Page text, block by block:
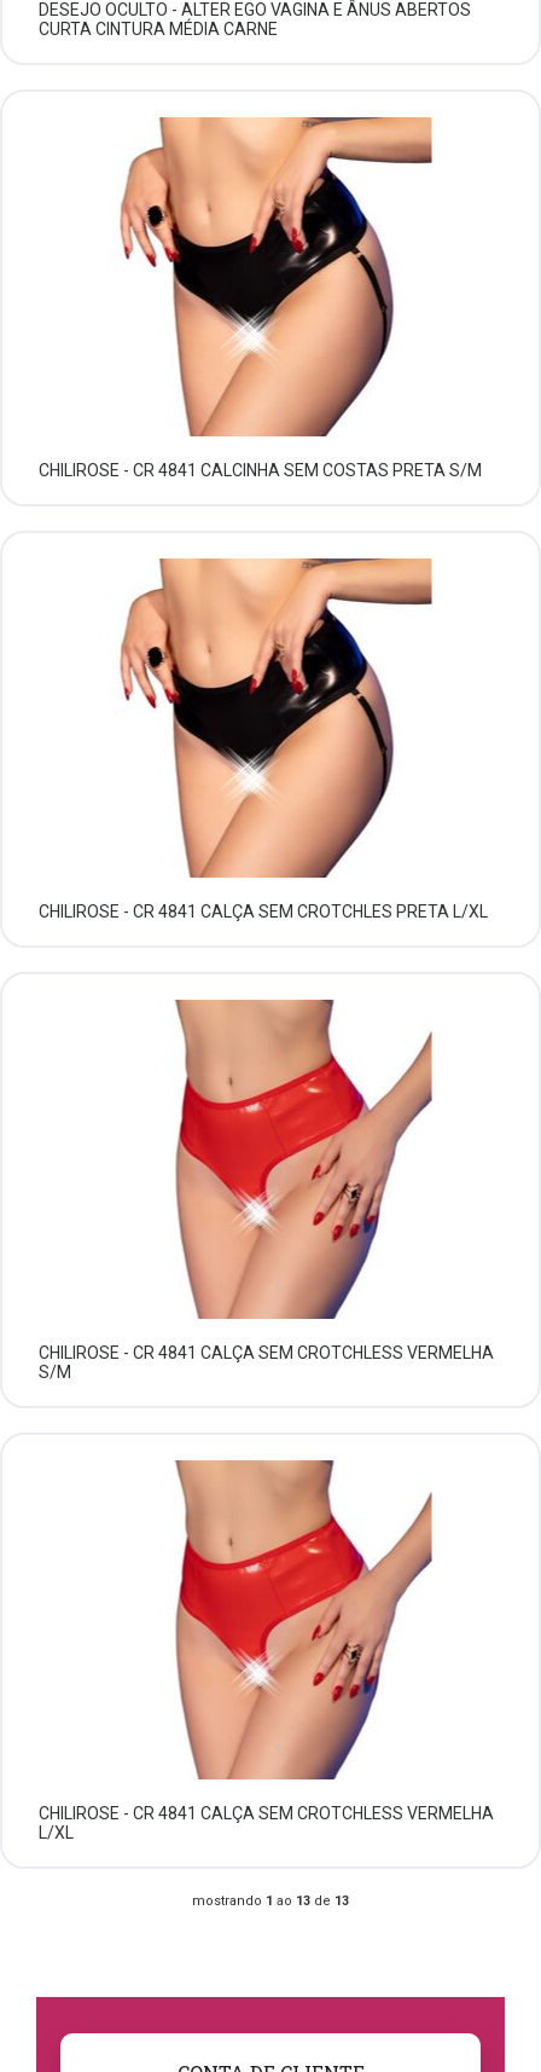
DESEJO OCULTO - ALTER EGO VAGINA E ÂNUS ABERTOS
CURTA CINTURA MÉDIA CARNE
CHILIROSE - CR 4841 CALCINHA SEM COSTAS PRETA S/M
CHILIROSE - CR 4841 CALÇA SEM CROTCHLES PRETA L/XL
CHILIROSE - CR 4841 CALÇA SEM CROTCHLESS VERMELHA
S/M
CHILIROSE - CR 4841 CALÇA SEM CROTCHLESS VERMELHA
L/XL
mostrando 1 ao 13 de 13